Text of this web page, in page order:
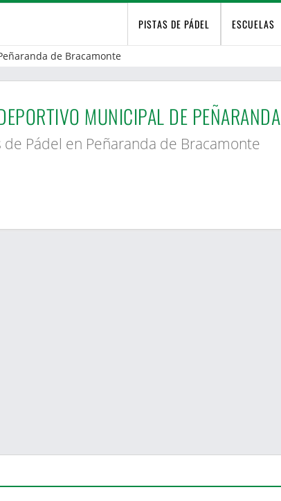
PISTAS DE PÁDEL ESCUELAS
de Bracamonte
MUNICIPAL DE PEÑARANDA
de Pádel en Peñaranda de Bracamonte